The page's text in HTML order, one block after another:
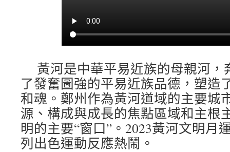
黃河是中華平易近族的母親河
了發奮圖強的平易近族品德，塑造
和魂。鄭州作為黃河道域的主要城
源、構成與成長的焦點區域和主根
明的主要“窗口”。2023黃河文明月
列出色運動反應熱鬧。